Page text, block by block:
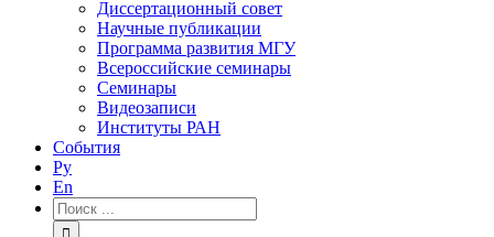
Диссертационный совет
Научные публикации
Программа развития МГУ
Всероссийские семинары
Семинары
Видеозаписи
Институты РАН
События
Ру
En
Результат
поиска: